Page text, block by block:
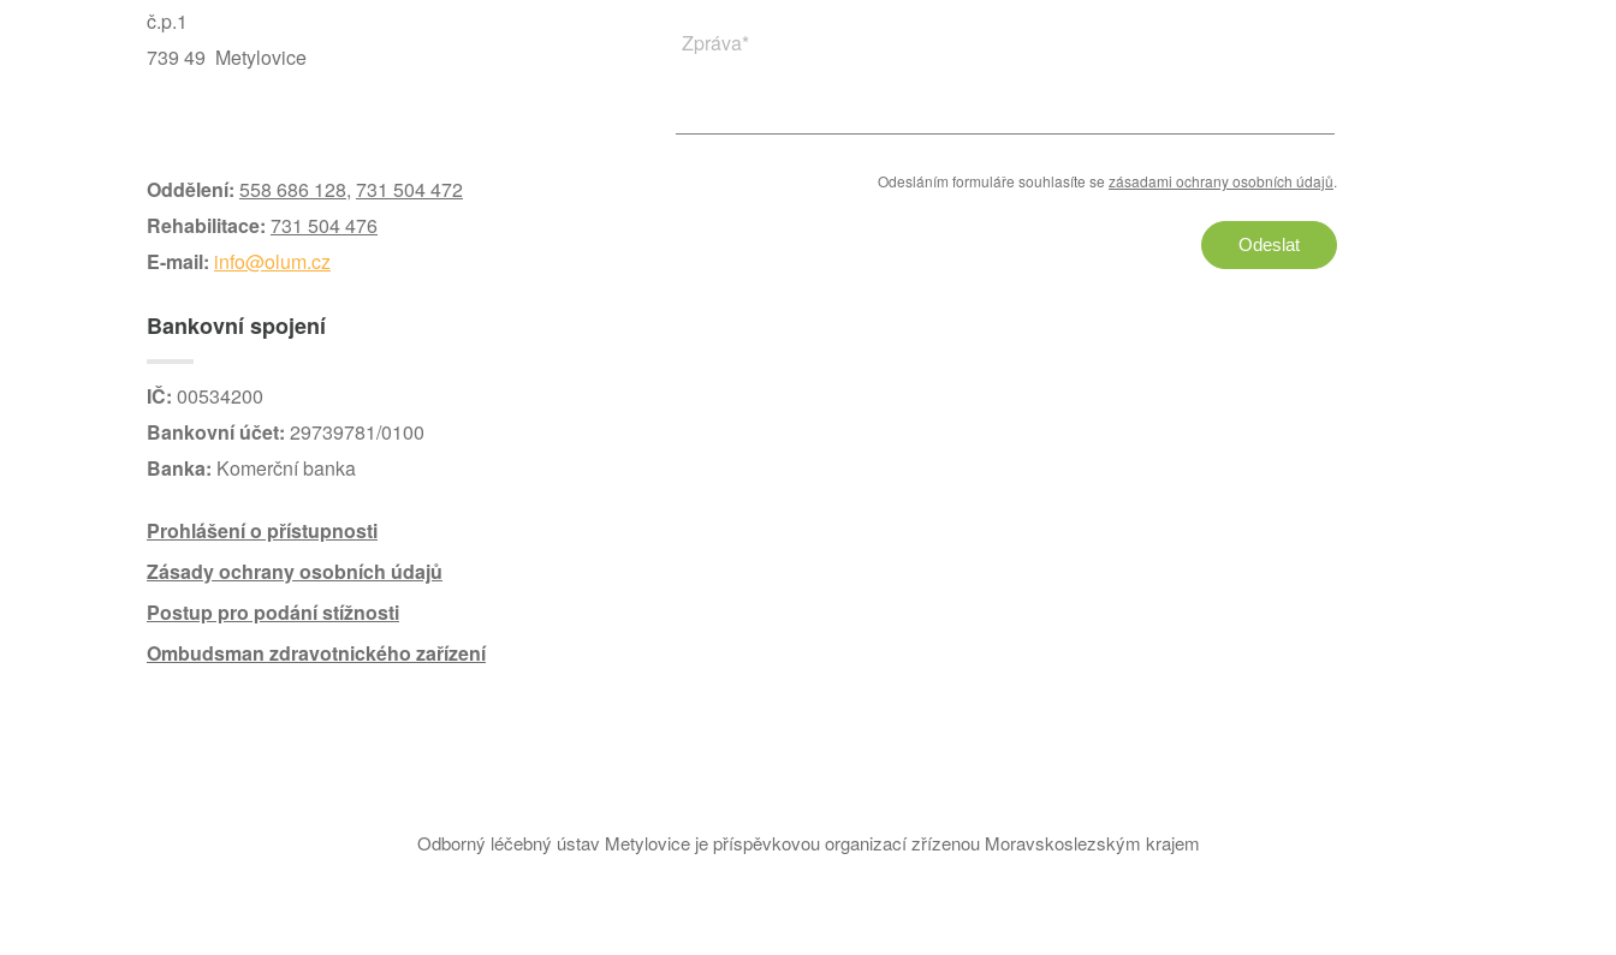
č.p.1
739 49 Metylovice
Oddělení: 558 686 128, 731 504 472
Rehabilitace: 731 504 476
E-mail: info@olum.cz
Bankovní spojení
IČ: 00534200
Bankovní účet: 29739781/0100
Banka: Komerční banka
Prohlášení o přístupnosti
Zásady ochrany osobních údajů
Postup pro podání stížnosti
Ombudsman zdravotnického zařízení
Zpráva*
Odesláním formuláře souhlasíte se zásadami ochrany osobních údajů.
Odeslat
Odborný léčebný ústav Metylovice je příspěvkovou organizací zřízenou Moravskoslezským krajem